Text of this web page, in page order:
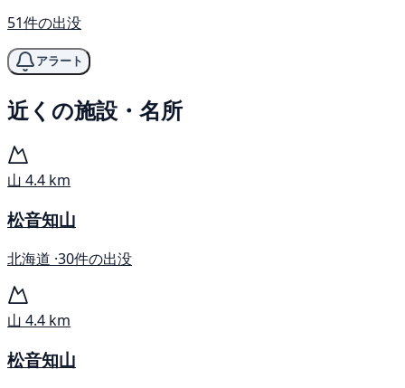
51件の出没
アラート
近くの施設・名所
山 4.4 km
松音知山
北海道 ·30件の出没
山 4.4 km
松音知山